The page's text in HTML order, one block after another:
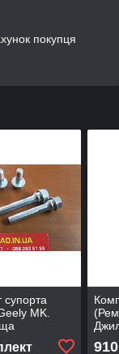
покупця
супорта
MK.
910